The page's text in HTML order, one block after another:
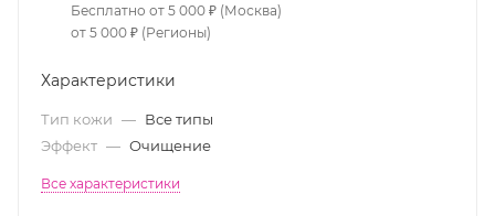
Бесплатно от 5 000 ₽ (Москва)
от 5 000 ₽ (Регионы)
Характеристики
Тип кожи — Все типы
Эффект — Очищение
Все характеристики